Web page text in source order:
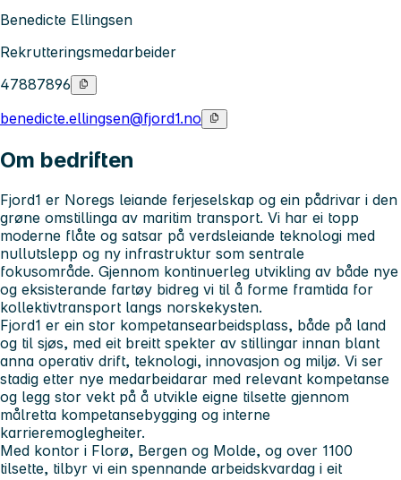
Benedicte Ellingsen
Rekrutteringsmedarbeider
47887896
benedicte.ellingsen@fjord1.no
Om bedriften
Fjord1 er Noregs leiande ferjeselskap og ein pådrivar i den
grøne omstillinga av maritim transport. Vi har ei topp
moderne flåte og satsar på verdsleiande teknologi med
nullutslepp og ny infrastruktur som sentrale
fokusområde. Gjennom kontinuerleg utvikling av både nye
og eksisterande fartøy bidreg vi til å forme framtida for
kollektivtransport langs norskekysten.
Fjord1 er ein stor kompetansearbeidsplass, både på land
og til sjøs, med eit breitt spekter av stillingar innan blant
anna operativ drift, teknologi, innovasjon og miljø. Vi ser
stadig etter nye medarbeidarar med relevant kompetanse
og legg stor vekt på å utvikle eigne tilsette gjennom
målretta kompetansebygging og interne
karrieremoglegheiter.
Med kontor i Florø, Bergen og Molde, og over 1100
tilsette, tilbyr vi ein spennande arbeidskvardag i eit